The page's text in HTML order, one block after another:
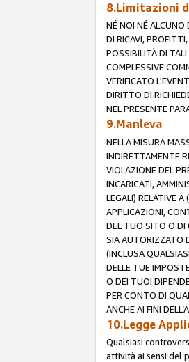
8.Limitazioni
NÉ NOI NÉ ALCUNO
DI RICAVI,
POSSIBILITÀ DI
COMPLESSIVE
VERIFICATO
DIRITTO DI
NEL PRESENTE
9.Manleva
NELLA MISURA
INDIRETTAMENTE
VIOLAZIONE DEL
INCARICATI,
LEGALI) RELATIVE
APPLICAZIONI,
DEL TUO SITO O DI
SIA AUTORIZZATO
(INCLUSA
DELLE TUE
O DEI TUOI
PER CONTO DI
ANCHE AI FINI
10.Legge
Qualsiasi
attività ai sensi del